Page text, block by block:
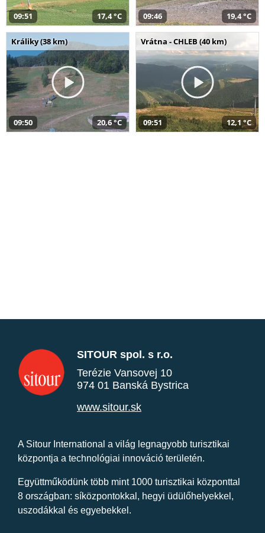
09:51 17,4 °C 09:46 19,4 °C
Králiky (38 km)
09:50 20,6 °C
Vrátna - CHLEB (40 km)
09:51 12,1 °C
SITOUR spol. s r.o.
Terézie Vansovej 10
974 01 Banská Bystrica
www.sitour.sk
A Sitour International a világ legnagyobb turisztikai
központja a technológiai innováció területén.
Együttműködünk több mint 1000 turisztikai központtal
8 országban: síközpontokkal, hegyi üdülőhelyekkel,
uszodákkal és egyebekkel.